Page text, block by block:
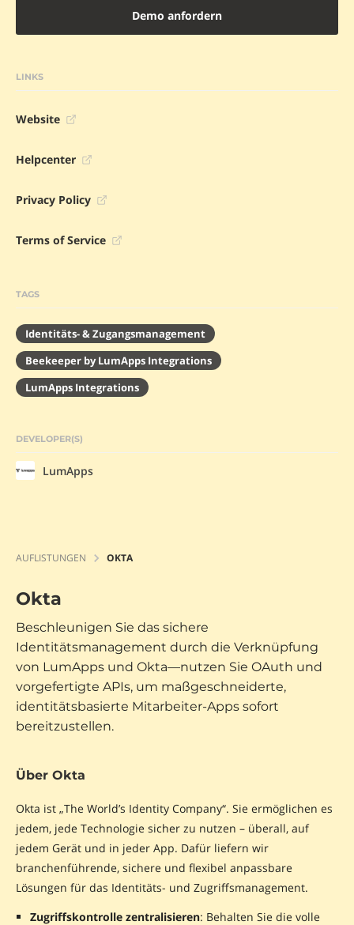
Demo anfordern
LINKS
Website
Helpcenter
Privacy Policy
Terms of Service
TAGS
Identitäts- & Zugangsmanagement
Beekeeper by LumApps Integrations
LumApps Integrations
DEVELOPER(S)
LumApps
AUFLISTUNGEN OKTA
Okta
Beschleunigen Sie das sichere
Identitätsmanagement durch die Verknüpfung
von LumApps und Okta—nutzen Sie OAuth und
vorgefertigte APIs, um maßgeschneiderte,
identitätsbasierte Mitarbeiter-Apps sofort
bereitzustellen.
Über Okta
Okta ist „The World’s Identity Company“. Sie ermöglichen es
jedem, jede Technologie sicher zu nutzen – überall, auf
jedem Gerät und in jeder App. Dafür liefern wir
branchenführende, sichere und flexibel anpassbare
Lösungen für das Identitäts- und Zugriffsmanagement.
Zugriffskontrolle zentralisieren: Behalten Sie die volle